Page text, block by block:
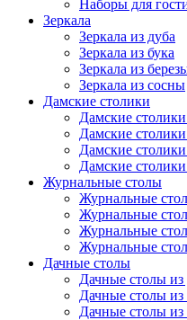
Наборы для
Зеркала
Зеркала из дуба
Зеркала из бука
Зеркала из
Зеркала из сосны
Дамские столики
Дамские
Дамские столики
Дамские
Дамские
Журнальные столы
Журнальные
Журнальные
Журнальные
Журнальные
Дачные столы
Дачные столы из
Дачные столы из
Дачные столы из